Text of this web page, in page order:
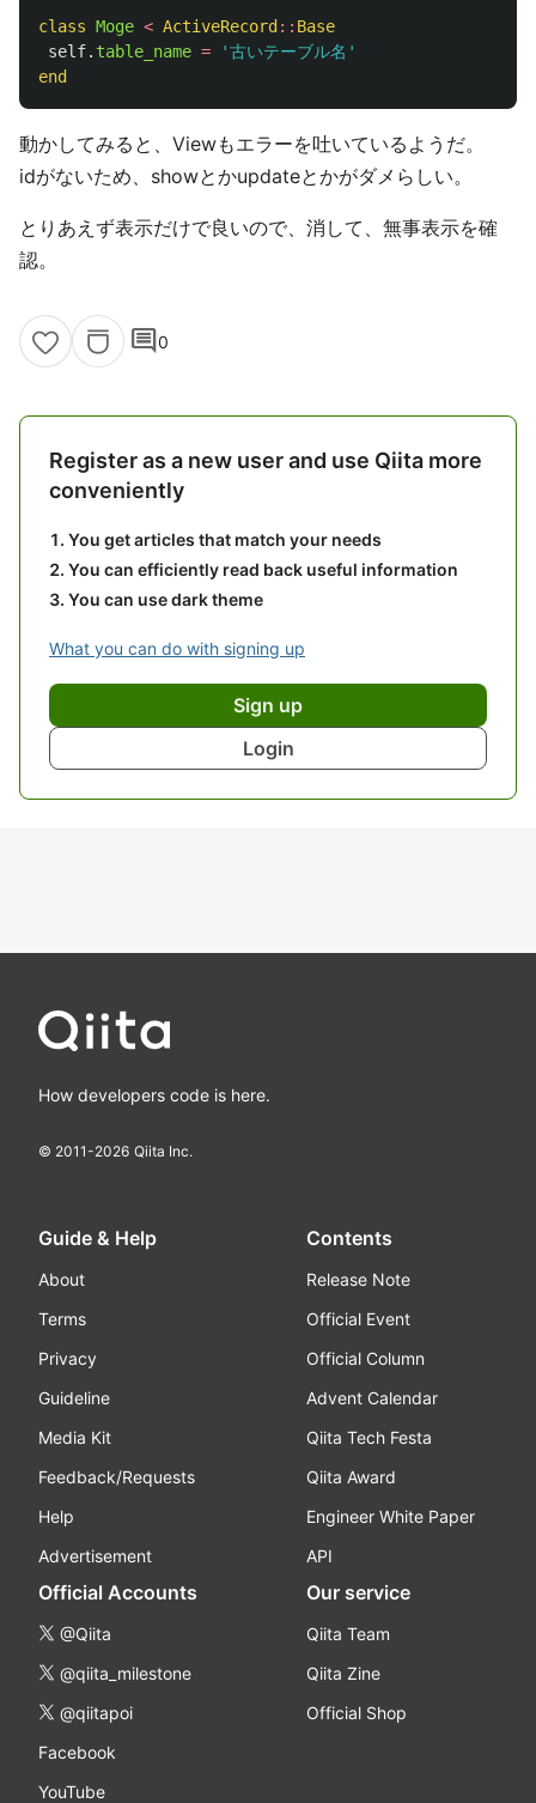
class Moge < ActiveRecord :: Base
self. table_name =
'古いテーブル名'
end
動かしてみると、Viewもエラーを吐いているようだ。
idがないため、showとかupdateとかがダメらしい。
とりあえず表示だけで良いので、消して、無事表示を確
認。
comment0
Register as a new user and use Qiita more
conveniently
You get articles that match your needs
You can efficiently read back useful information
You can use dark theme
What you can do with signing up
Sign up
Login
How developers code is here.
© 2011-2026 Qiita Inc.
Guide & Help
About
Terms
Privacy
Guideline
Media Kit
Feedback/Requests
Help
Advertisement
Contents
Release Note
Official Event
Official Column
Advent Calendar
Qiita Tech Festa
Qiita Award
Engineer White Paper
API
Official Accounts
@Qiita
@qiita_milestone
@qiitapoi
Facebook
YouTube
Our service
Qiita Team
Qiita Zine
Official Shop